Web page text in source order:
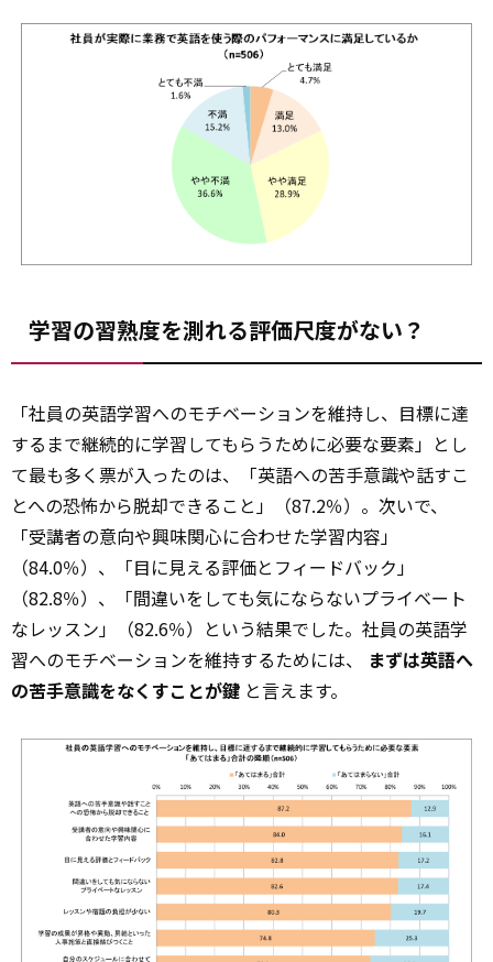
学習の習熟度を測れる評価尺度がない？
「社員の英語学習へのモチベーションを維持し、目標に達
するまで継続的に学習してもらうために必要な要素」とし
て最も多く票が入ったのは、「英語への苦手意識や話すこ
とへの恐怖から脱却できること」（87.2％）。次いで、
「受講者の意向や興味関心に合わせた学習内容」
（84.0％）、「目に見える評価とフィードバック」
（82.8％）、「間違いをしても気にならないプライベート
なレッスン」（82.6％）という結果でした。社員の英語学
習へのモチベーションを維持するためには、
まずは英語へ
の苦手意識をなくすことが鍵 と言えます。